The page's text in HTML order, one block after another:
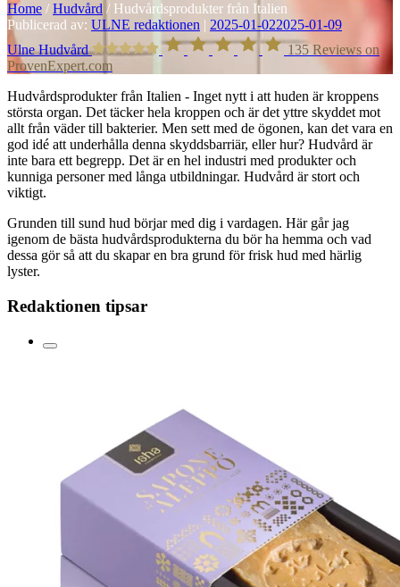
Home / Hudvård / Hudvårdsprodukter från Italien
Publicerad av: ULNE redaktionen | 2025-01-022025-01-09
Ulne Hudvård
135 Reviews on
ProvenExpert.com
Hudvårdsprodukter från Italien - Inget nytt i att huden är kroppens
största organ. Det täcker hela kroppen och är det yttre skyddet mot
allt från väder till bakterier. Men sett med de ögonen, kan det vara en
god idé att underhålla denna skyddsbarriär, eller hur? Hudvård är
inte bara ett begrepp. Det är en hel industri med produkter och
kunniga personer med långa utbildningar. Hudvård är stort och
viktigt.
Grunden till sund hud börjar med dig i vardagen. Här går jag
igenom de bästa hudvårdsprodukterna du bör ha hemma och vad
dessa gör så att du skapar en bra grund för frisk hud med härlig
lyster.
Redaktionen tipsar